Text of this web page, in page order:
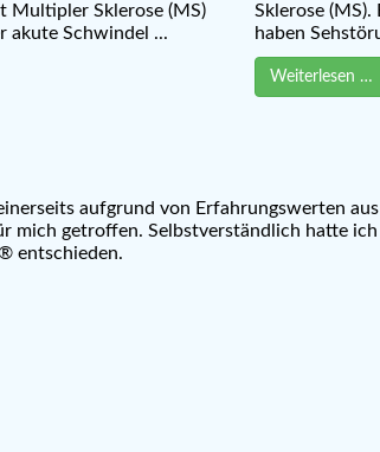
Multipler Sklerose (MS)
akute Schwindel ...
Sklerose
haben
Weiterlesen …
aufgrund von Erfahrungswerten
getroffen. Selbstverständlich hatte
entschieden.